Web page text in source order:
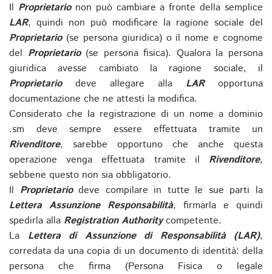
Il Proprietarionon può cambiare a fronte della semplice
LAR, quindi non può modificare la ragione sociale del
Proprietario(se persona giuridica) o il nome e cognome
del Proprietario(se persona fisica). Qualora la persona
giuridica avesse cambiato la ragione sociale, il
Proprietariodeve allegare alla LARopportuna
documentazione che ne attesti la modifica.
Considerato che la registrazione di un nome a dominio
.sm deve sempre essere effettuata tramite un
Rivenditore, sarebbe opportuno che anche questa
operazione venga effettuata tramite il Rivenditore,
sebbene questo non sia obbligatorio.
Il Proprietariodeve compilare in tutte le sue parti la
Lettera Assunzione Responsabilità, firmarla e quindi
spedirla alla Registration Authoritycompetente.
La Lettera di Assunzione di Responsabilità (LAR),
corredata da una copia di un documento di identità: della
persona che firma (Persona Fisica o legale